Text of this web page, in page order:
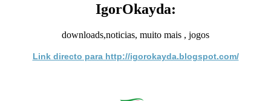
IgorOkayda:
downloads,noticias, muito mais , jogos
Link directo para http://igorokayda.blogspot.com/